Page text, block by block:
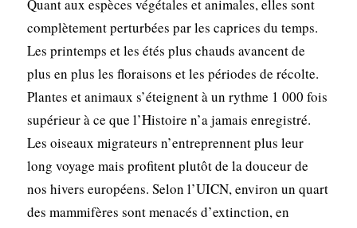
Quant aux espèces végétales et animales, elles sont
complètement perturbées par les caprices du temps.
Les printemps et les étés plus chauds avancent de
plus en plus les floraisons et les périodes de récolte.
Plantes et animaux s’éteignent à un rythme 1 000 fois
supérieur à ce que l’Histoire n’a jamais enregistré.
Les oiseaux migrateurs n’entreprennent plus leur
long voyage mais profitent plutôt de la douceur de
nos hivers européens. Selon l’UICN, environ un quart
des mammifères sont menacés d’extinction, en